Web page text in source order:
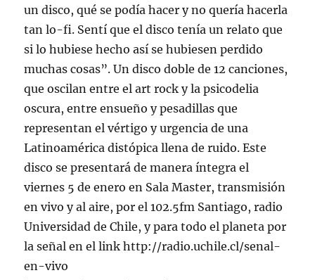
un disco, qué se podía hacer y no quería hacerla
tan lo-fi. Sentí que el disco tenía un relato que
si lo hubiese hecho así se hubiesen perdido
muchas cosas”. Un disco doble de 12 canciones,
que oscilan entre el art rock y la psicodelia
oscura, entre ensueño y pesadillas que
representan el vértigo y urgencia de una
Latinoamérica distópica llena de ruido. Este
disco se presentará de manera íntegra el
viernes 5 de enero en Sala Master, transmisión
en vivo y al aire, por el 102.5fm Santiago, radio
Universidad de Chile, y para todo el planeta por
la señal en el link http://radio.uchile.cl/senal-
en-vivo